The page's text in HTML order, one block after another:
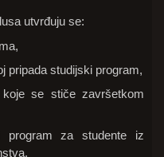
utvrđuju se:
pripada studijski program,
se stiče završetkom
za studente iz